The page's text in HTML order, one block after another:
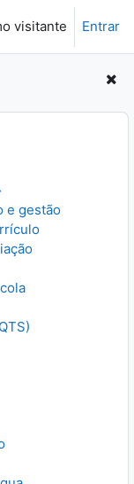
visitante Entrar
e gestão